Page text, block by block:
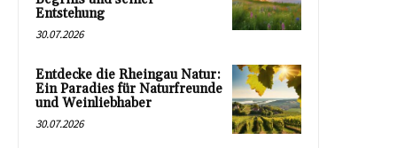
Entstehung
30.07.2026
Entdecke die Rheingau Natur:
Ein Paradies für Naturfreunde
und Weinliebhaber
30.07.2026